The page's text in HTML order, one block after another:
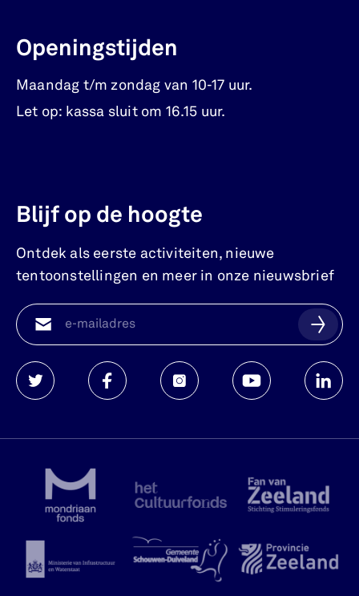
Openingstijden
Maandag t/m zondag van 10-17 uur.
Let op: kassa sluit om 16.15 uur.
Blijf op de hoogte
Ontdek als eerste activiteiten, nieuwe
tentoonstellingen en meer in onze nieuwsbrief